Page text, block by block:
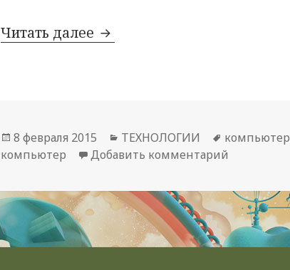
Читать далее Супер мышка — компьютер
Опубликовано
8 февраля 2015 Рубрики
ТЕХНОЛОГИИ Метки
компьютер
компьютер
Добавить комментарий